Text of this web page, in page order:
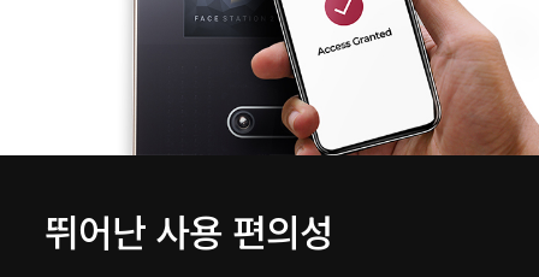
뛰어난 사용 편의성